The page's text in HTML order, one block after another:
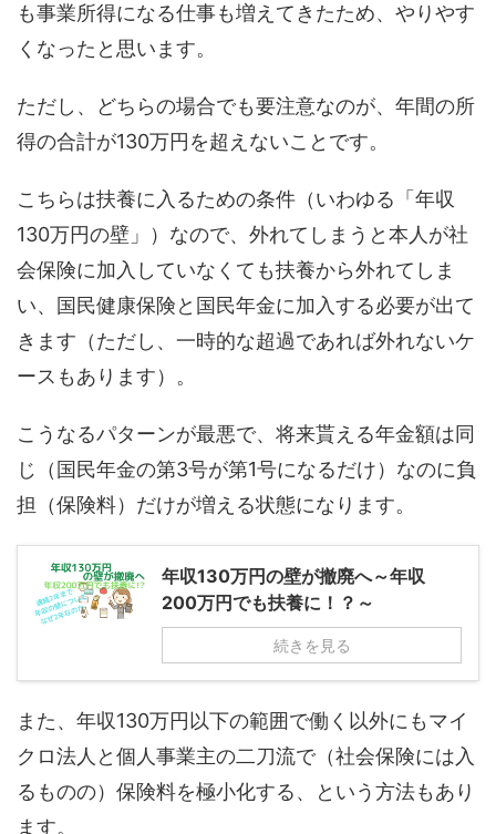
も事業所得になる仕事も増えてきたため、やりやす
くなったと思います。
ただし、どちらの場合でも要注意なのが、年間の所
得の合計が130万円を超えないことです。
こちらは扶養に入るための条件（いわゆる「年収
130万円の壁」）なので、外れてしまうと本人が社
会保険に加入していなくても扶養から外れてしま
い、国民健康保険と国民年金に加入する必要が出て
きます（ただし、一時的な超過であれば外れないケ
ースもあります）。
こうなるパターンが最悪で、将来貰える年金額は同
じ（国民年金の第3号が第1号になるだけ）なのに負
担（保険料）だけが増える状態になります。
年収130万円の壁が撤廃へ～年収
200万円でも扶養に！？～
続きを見る
また、年収130万円以下の範囲で働く以外にもマイ
クロ法人と個人事業主の二刀流で（社会保険には入
るものの）保険料を極小化する、という方法もあり
ます。